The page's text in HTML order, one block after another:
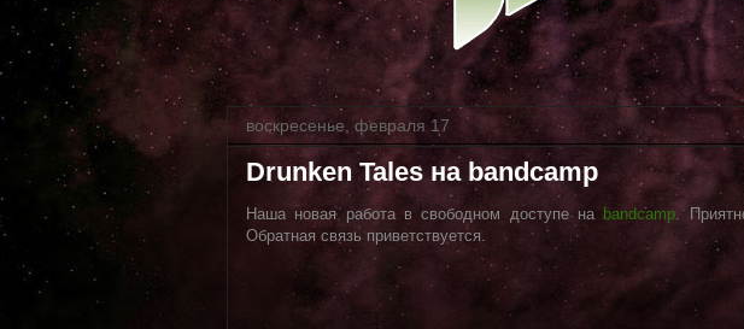
воскресенье, февраля 17
Drunken Tales на bandcamp
Наша новая работа в свободном доступе на bandcamp.
Обратная связь приветствуется.